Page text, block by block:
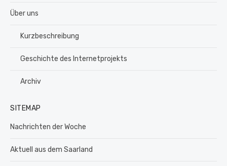
Über uns
Kurzbeschreibung
Geschichte des Internetprojekts
Archiv
SITEMAP
Nachrichten der Woche
Aktuell aus dem Saarland